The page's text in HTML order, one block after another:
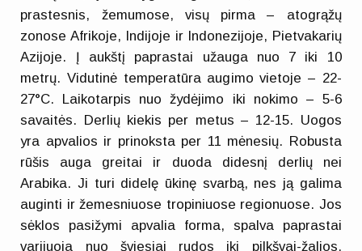
prastesnis, žemumose, visų pirma – atogrąžų
zonose Afrikoje, Indijoje ir Indonezijoje, Pietvakarių
Azijoje. Į aukštį paprastai užauga nuo 7 iki 10
metrų. Vidutinė temperatūra augimo vietoje – 22-
27°C. Laikotarpis nuo žydėjimo iki nokimo – 5-6
savaitės. Derlių kiekis per metus – 12-15. Uogos
yra apvalios ir prinoksta per 11 mėnesių. Robusta
rūšis auga greitai ir duoda didesnį derlių nei
Arabika. Ji turi didelę ūkinę svarbą, nes ją galima
auginti ir žemesniuose tropiniuose regionuose. Jos
sėklos pasižymi apvalia forma, spalva paprastai
varijuoja nuo šviesiai rudos iki pilkšvai-žalios.